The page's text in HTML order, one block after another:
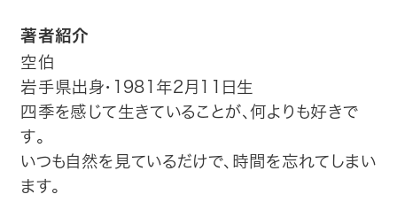
著者紹介
空伯
岩手県出身・1981年2月11日生
四季を感じて生きていることが、何よりも好きで
す。
いつも自然を見ているだけで、時間を忘れてしまい
ます。